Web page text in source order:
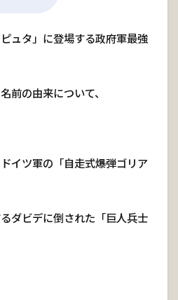
ュタ」に登場する政府軍最強
前の由来について、
イツ軍の「自走式爆弾ゴリア
ダビデに倒された「巨人兵士